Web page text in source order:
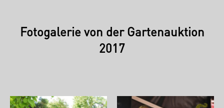
Fotogalerie von der Gartenauktion
2017